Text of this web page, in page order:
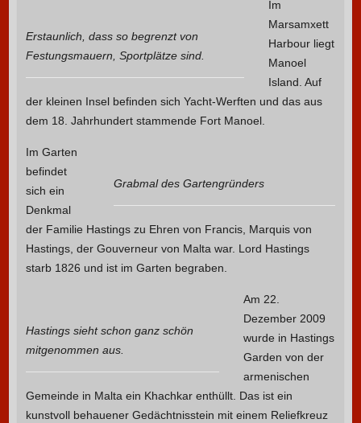
Erstaunlich, dass so begrenzt von
Festungsmauern, Sportplätze sind.
Im
Marsamxett
Harbour liegt
Manoel
Island. Auf
der kleinen Insel befinden sich Yacht-Werften und das aus
dem 18. Jahrhundert stammende Fort Manoel.
Grabmal des Gartengründers
Im Garten
befindet
sich ein
Denkmal
der Familie Hastings zu Ehren von Francis, Marquis von
Hastings, der Gouverneur von Malta war. Lord Hastings
starb 1826 und ist im Garten begraben.
Hastings sieht schon ganz schön
mitgenommen aus.
Am 22.
Dezember 2009
wurde in Hastings
Garden von der
armenischen
Gemeinde in Malta ein Khachkar enthüllt. Das ist ein
kunstvoll behauener Gedächtnisstein mit einem Reliefkreuz